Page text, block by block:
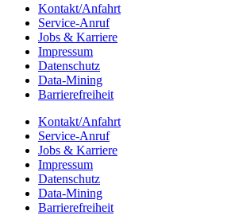
Kontakt/​​Anfahrt
Service-Anruf
Jobs & Karriere
Impres­sum
Daten­schutz
Data-Mining
Barrie­re­frei­heit
Kontakt/​​Anfahrt
Service-Anruf
Jobs & Karriere
Impres­sum
Daten­schutz
Data-Mining
Barrie­re­frei­heit